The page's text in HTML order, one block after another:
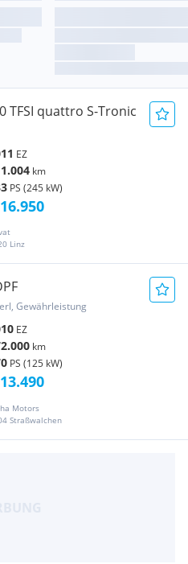
TFSI quattro S-Tronic
EZ
km
PS (245 kW)
Linz
Gewährleistung
EZ
km
PS (125 kW)
Motors
Straßwalchen